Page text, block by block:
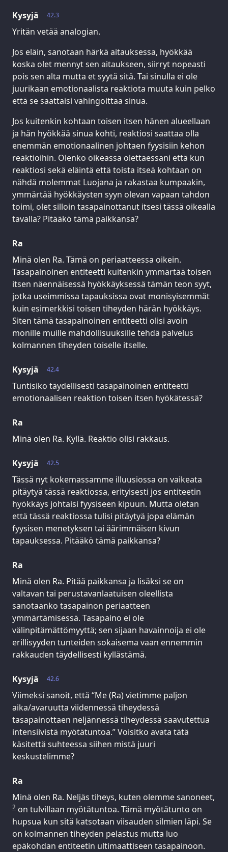
42.3
Kysyjä
Yritän vetää analogian.
Jos eläin, sanotaan härkä aitauksessa, hyökkää
koska olet mennyt sen aitaukseen, siirryt nopeasti
pois sen alta mutta et syytä sitä. Tai sinulla ei ole
juurikaan emotionaalista reaktiota muuta kuin pelko
että se saattaisi vahingoittaa sinua.
Jos kuitenkin kohtaan toisen itsen hänen alueellaan
ja hän hyökkää sinua kohti, reaktiosi saattaa olla
enemmän emotionaalinen johtaen fyysisiin kehon
reaktioihin. Olenko oikeassa olettaessani että kun
reaktiosi sekä eläintä että toista itseä kohtaan on
nähdä molemmat Luojana ja rakastaa kumpaakin,
ymmärtää hyökkäysten syyn olevan vapaan tahdon
toimi, olet silloin tasapainottanut itsesi tässä oikealla
tavalla? Pitääkö tämä paikkansa?
Ra
Minä olen Ra. Tämä on periaatteessa oikein.
Tasapainoinen entiteetti kuitenkin ymmärtää toisen
itsen näennäisessä hyökkäyksessä tämän teon syyt,
jotka useimmissa tapauksissa ovat monisyisemmät
kuin esimerkkisi toisen tiheyden härän hyökkäys.
Siten tämä tasapainoinen entiteetti olisi avoin
monille muille mahdollisuuksille tehdä palvelus
kolmannen tiheyden toiselle itselle.
42.4
Kysyjä
Tuntisiko täydellisesti tasapainoinen entiteetti
emotionaalisen reaktion toisen itsen hyökätessä?
Ra
Minä olen Ra. Kyllä. Reaktio olisi rakkaus.
42.5
Kysyjä
Tässä nyt kokemassamme illuusiossa on vaikeata
pitäytyä tässä reaktiossa, erityisesti jos entiteetin
hyökkäys johtaisi fyysiseen kipuun. Mutta oletan
että tässä reaktiossa tulisi pitäytyä jopa elämän
fyysisen menetyksen tai äärimmäisen kivun
tapauksessa. Pitääkö tämä paikkansa?
Ra
Minä olen Ra. Pitää paikkansa ja lisäksi se on
valtavan tai perustavanlaatuisen oleellista
sanotaanko tasapainon periaatteen
ymmärtämisessä. Tasapaino ei ole
välinpitämättömyyttä; sen sijaan havainnoija ei ole
erillisyyden tunteiden sokaisema vaan ennemmin
rakkauden täydellisesti kyllästämä.
42.6
Kysyjä
Viimeksi sanoit, että “Me (Ra) vietimme paljon
aika/avaruutta viidennessä tiheydessä
tasapainottaen neljännessä tiheydessä saavutettua
intensiivistä myötätuntoa.” Voisitko avata tätä
käsitettä suhteessa siihen mistä juuri
keskustelimme?
Ra
Minä olen Ra. Neljäs tiheys, kuten olemme sanoneet,
2 on tulvillaan myötätuntoa. Tämä myötätunto on
hupsua kun sitä katsotaan viisauden silmien läpi. Se
on kolmannen tiheyden pelastus mutta luo
epäkohdan entiteetin ultimaattiseen tasapainoon.